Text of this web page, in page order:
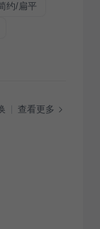
约/扁平
查看更多